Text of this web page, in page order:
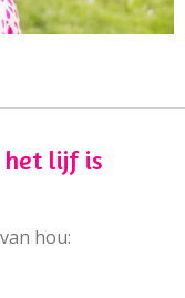
het lijf is
hou: